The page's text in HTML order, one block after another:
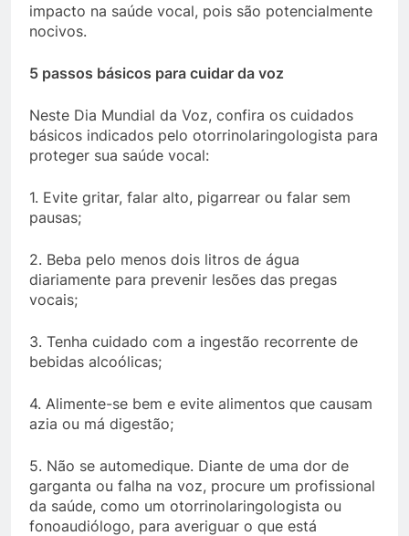
impacto na saúde vocal, pois são potencialmente
nocivos.
5 passos básicos para cuidar da voz
Neste Dia Mundial da Voz, confira os cuidados
básicos indicados pelo otorrinolaringologista para
proteger sua saúde vocal:
1. Evite gritar, falar alto, pigarrear ou falar sem
pausas;
2. Beba pelo menos dois litros de água
diariamente para prevenir lesões das pregas
vocais;
3. Tenha cuidado com a ingestão recorrente de
bebidas alcoólicas;
4. ⁠Alimente-se bem e evite alimentos que causam
azia ou má digestão;
5. ⁠Não se automedique. Diante de uma dor de
garganta ou falha na voz, procure um profissional
da saúde, como um otorrinolaringologista ou
fonoaudiólogo, para averiguar o que está